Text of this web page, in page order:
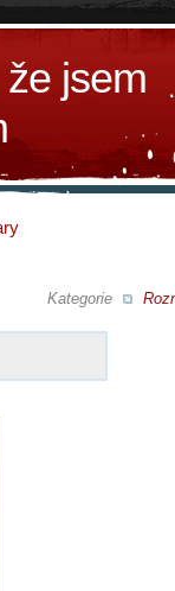
jsem
Kategorie